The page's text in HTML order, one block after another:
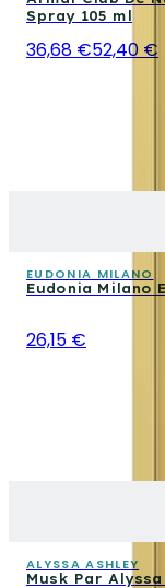
Spray 105 ml
36,68 €52,40 €
EUDONIA MILANO
Eudonia Milano
26,15 €
ALYSSA ASHLEY
Musk Par